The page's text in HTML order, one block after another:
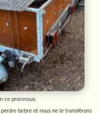
ce processus.
l’arbre et nous ne le transférons